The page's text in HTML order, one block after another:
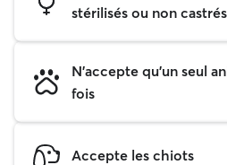
stérilisés ou non castrés
N'accepte qu'un seul
fois
Accepte les chiots